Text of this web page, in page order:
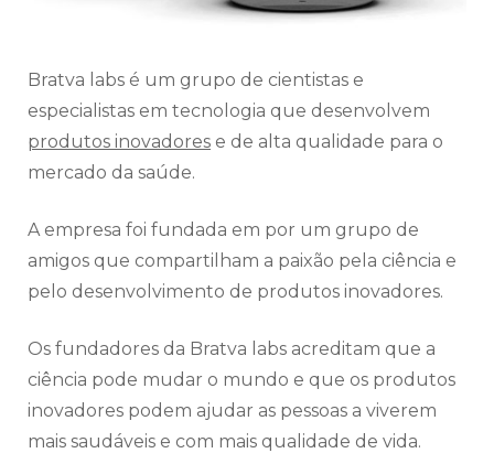
Bratva labs é um grupo de cientistas e
especialistas em tecnologia que desenvolvem
produtos inovadores e de alta qualidade para o
mercado da saúde.
A empresa foi fundada em por um grupo de
amigos que compartilham a paixão pela ciência e
pelo desenvolvimento de produtos inovadores.
Os fundadores da Bratva labs acreditam que a
ciência pode mudar o mundo e que os produtos
inovadores podem ajudar as pessoas a viverem
mais saudáveis e com mais qualidade de vida.